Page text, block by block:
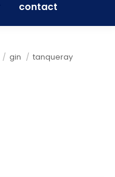
contact
gin tanqueray